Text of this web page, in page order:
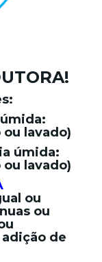
lavado)
úmida:
lavado)
ou
ou
de